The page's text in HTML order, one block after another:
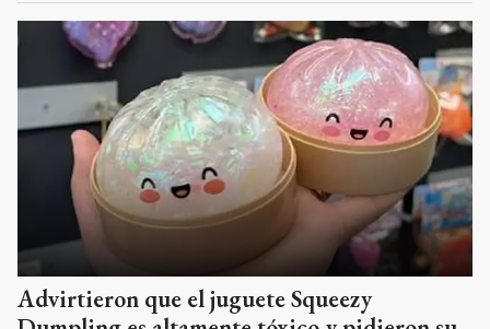
Advirtieron que el juguete Squeezy
Dumpling es altamente tóxico y pidieron su
retiro del mercado